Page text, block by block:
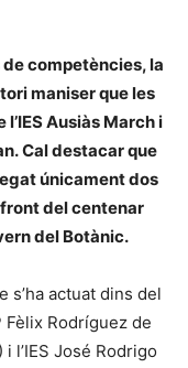
competències, la
maniser que les
l’IES Ausiàs March i
Cal destacar que
únicament dos
del centenar
del Botànic.
s’ha actuat dins del
Fèlix Rodríguez de
l’IES José Rodrigo